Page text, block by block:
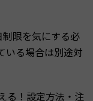
限を気にする必
いる場合は別途対
る！設定方法・注